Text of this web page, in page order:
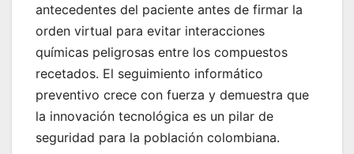
antecedentes del paciente antes de firmar la
orden virtual para evitar interacciones
químicas peligrosas entre los compuestos
recetados. El seguimiento informático
preventivo crece con fuerza y demuestra que
la innovación tecnológica es un pilar de
seguridad para la población colombiana.